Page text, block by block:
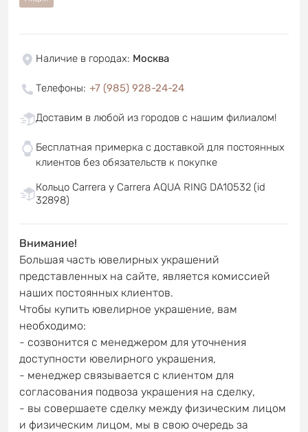
Наличие в городах: Москва
Телефоны: +7 (985) 928-24-24
Доставим в любой из городов с нашим филиалом!
Бесплатная примерка с доставкой для постоянных
клиентов без обязательств к покупке
Кольцо Carrera y Carrera AQUA RING DA10532 (id
32898)
Внимание!
Большая часть ювелирных украшений
представленных на сайте, является комиссией
наших постоянных клиентов.
Чтобы купить ювелирное украшение, вам
необходимо:
- созвонится с менеджером для уточнения
доступности ювелирного украшения,
- менеджер связывается с клиентом для
согласования подвоза украшения на сделку,
- вы совершаете сделку между физическим лицом
и физическим лицом, мы в свою очередь за